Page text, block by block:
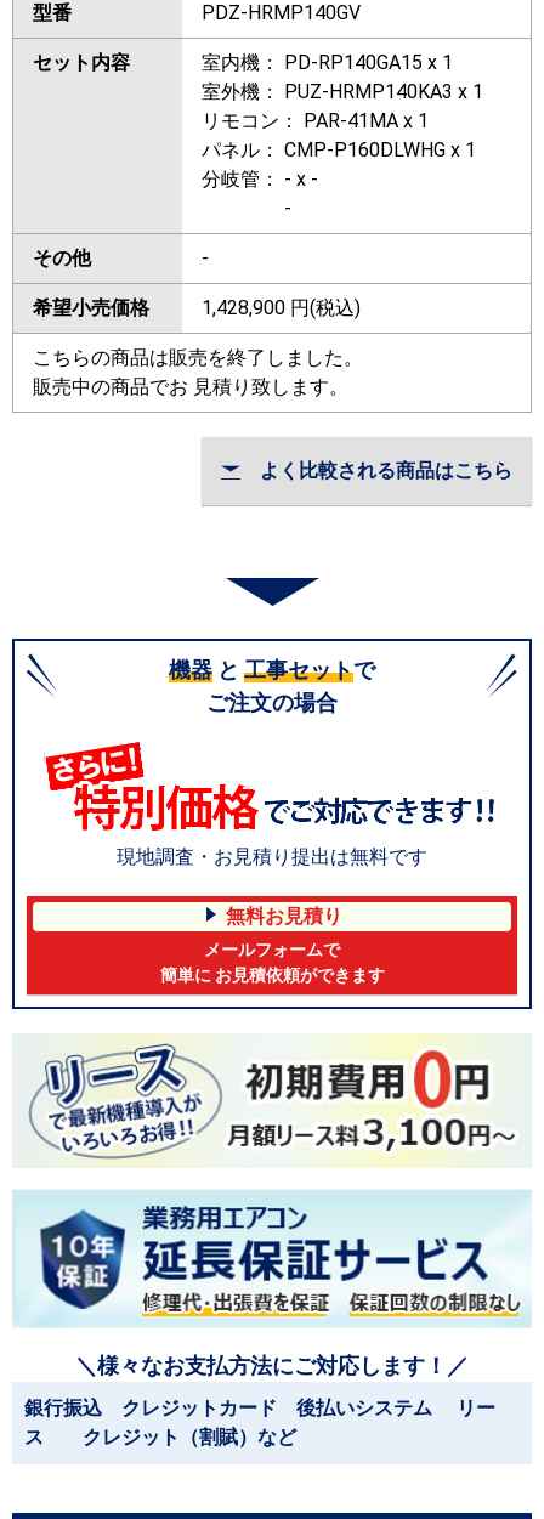
型番 PDZ-HRMP140GV
セット内容
室内機： PD-RP140GA15 x 1
室外機： PUZ-HRMP140KA3 x 1
リモコン： PAR-41MA x 1
パネル： CMP-P160DLWHG x 1
分岐管： - x -
-
その他 -
希望小売価格 1,428,900 円(税込)
こちらの商品は販売を終了しました。
販売中の商品でお 見積り致します。
よく比較される商品はこちら
機器 と 工事セットで
ご注文の場合
現地調査・お見積り提出は無料です
無料お見積り
メールフォームで
簡単に お見積依頼ができます
＼様々なお支払方法にご対応します！／
銀行振込 クレジットカード 後払いシステム リー
ス クレジット（割賦）など